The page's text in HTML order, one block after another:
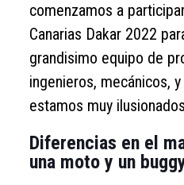
comenzamos a
Canarias Dakar 2022
grandisimo equipo de
ingenieros, mecánicos,
estamos muy
Diferencias en el
una moto y un